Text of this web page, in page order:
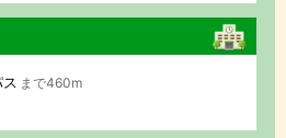
まで460m